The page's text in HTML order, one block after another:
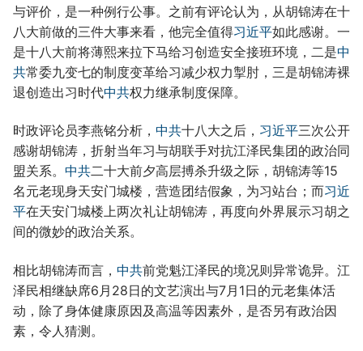
与评价，是一种例行公事。之前有评论认为，从胡锦涛在十
八大前做的三件大事来看，他完全值得习近平如此感谢。一
是十八大前将薄熙来拉下马给习创造安全接班环境，二是中
共常委九变七的制度变革给习减少权力掣肘，三是胡锦涛裸
退创造出习时代中共权力继承制度保障。
时政评论员李燕铭分析， 中共十八大之后， 习近平三次公开
感谢胡锦涛，折射当年习与胡联手对抗江泽民集团的政治同
盟关系。 中共二十大前夕高层搏杀升级之际，胡锦涛等15
名元老现身天安门城楼，营造团结假象，为习站台；而习近
平在天安门城楼上两次礼让胡锦涛，再度向外界展示习胡之
间的微妙的政治关系。
相比胡锦涛而言， 中共前党魁江泽民的境况则异常诡异。江
泽民相继缺席6月28日的文艺演出与7月1日的元老集体活
动，除了身体健康原因及高温等因素外，是否另有政治因
素，令人猜测。